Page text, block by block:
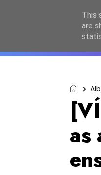
as
This
are